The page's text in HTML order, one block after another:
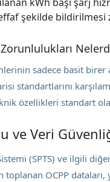
şekilde bildirilmesi
sadece basit birer
standartlarını
özellikleri standart
ve Veri
(SPTS) ve ilgili
OCPP